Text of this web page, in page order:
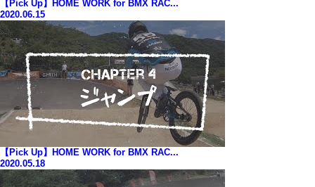
【Pick Up】HOME WORK for BMX RAC...
2020.06.15
【Pick Up】HOME WORK for BMX RAC...
2020.05.18